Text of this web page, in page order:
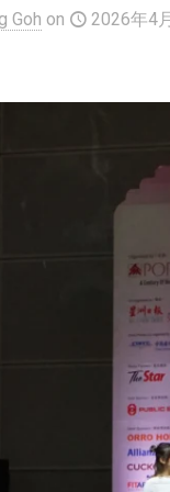
Goh on 2026年4